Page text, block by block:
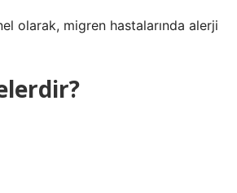
olarak, migren hastalarında alerji